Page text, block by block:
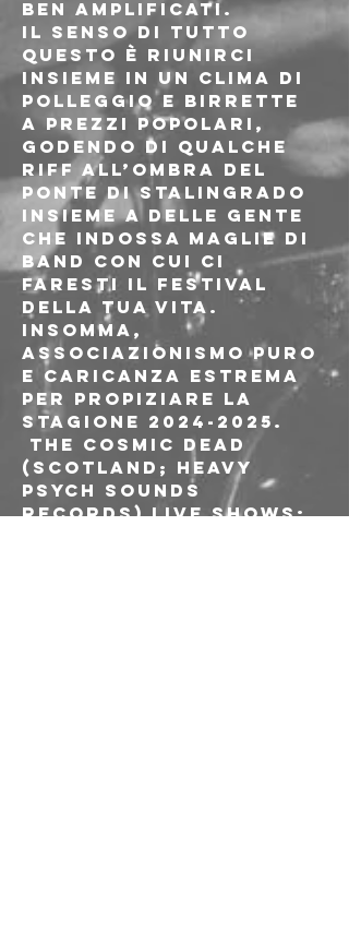
ben amplificati.
Il senso di tutto
questo è riunirci
insieme in un clima di
polleggio e birrette
a prezzi popolari,
godendo di qualche
riff all’ombra del
ponte di Stalingrado
insieme a delle gente
che indossa maglie di
band con cui ci
faresti il festival
della tua vita.
Insomma,
associazionismo puro
e caricanza estrema
per propiziare la
stagione 2024-2025.
(Scotland; Heavy
Psych Sounds
Records) LIVE SHOWS: